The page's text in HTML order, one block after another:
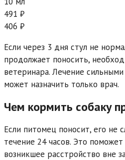
491 ₽
406 ₽
Если через 3 дня стул не
продолжает поносить,
ветеринара. Лечение
может назначить только врач.
Чем кормить собаку
Если питомец поносит, его не
течение 24 часов. Это
возникшее расстройство вне